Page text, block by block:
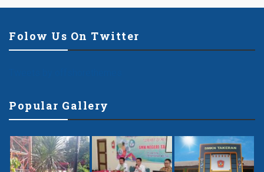
Folow Us On Twitter
Popular Gallery